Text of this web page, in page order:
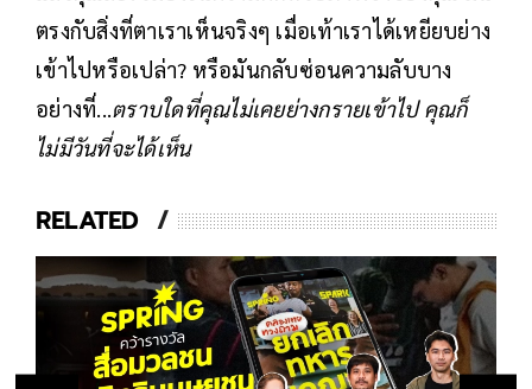
ตรงกับสิ่งที่ตาเราเห็นจริงๆ เมื่อเท้าเราได้เหยียบย่าง
เข้าไปหรือเปล่า? หรือมันกลับซ่อนความลับบาง
อย่างที่...ตราบใดที่คุณไม่เคยย่างกรายเข้าไป คุณก็
ไม่มีวันที่จะได้เห็น
RELATED